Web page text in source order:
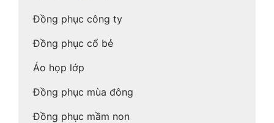
Đồng phục công ty
Đồng phục cổ bẻ
Áo họp lớp
Đồng phục mùa đông
Đồng phục mầm non